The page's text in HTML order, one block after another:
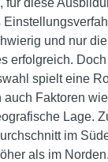
für diese
und nur
erfolgreich.
spielt eine
auch Faktoren
Lage.
im
als im